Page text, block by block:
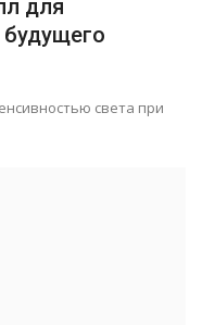
для
света при